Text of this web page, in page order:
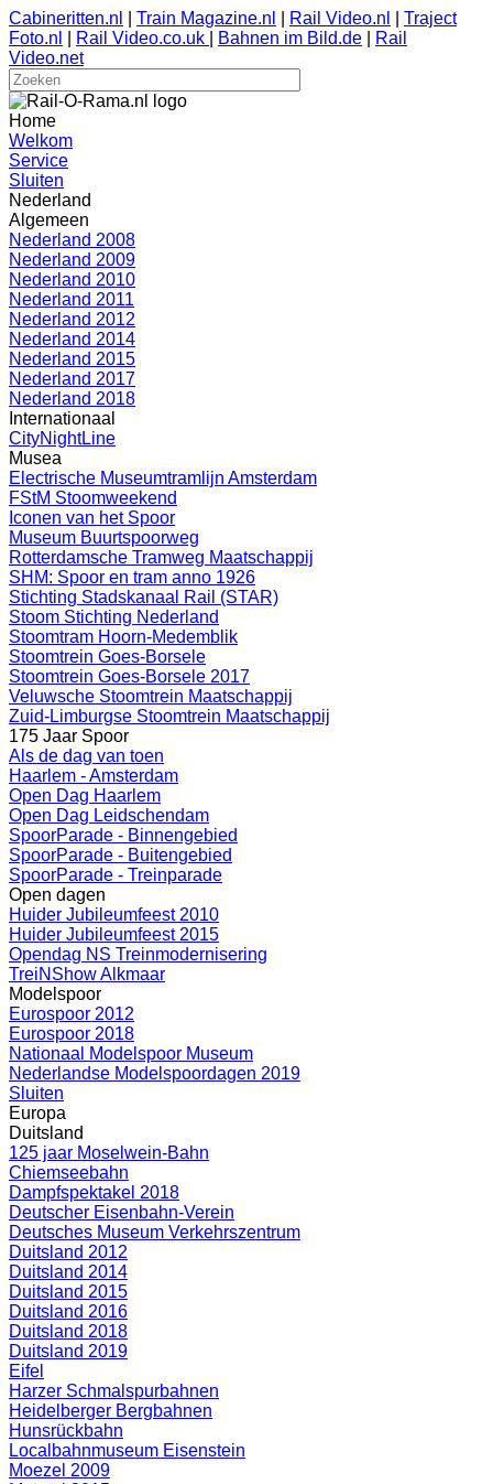
Cabineritten.nl Train Magazine.nl Rail Video.nl
Traject
Foto.nl
Rail Video.co.uk Bahnen im Bild.de
Rail
Video.net
Home
Welkom
Service
Sluiten
Nederland
Algemeen
Nederland 2008
Nederland 2009
Nederland 2010
Nederland 2011
Nederland 2012
Nederland 2014
Nederland 2015
Nederland 2017
Nederland 2018
Internationaal
CityNightLine
Musea
Electrische Museumtramlijn Amsterdam
FStM Stoomweekend
Iconen van het Spoor
Museum Buurtspoorweg
Rotterdamsche Tramweg Maatschappij
SHM: Spoor en tram anno 1926
Stichting Stadskanaal Rail (STAR)
Stoom Stichting Nederland
Stoomtram Hoorn-Medemblik
Stoomtrein Goes-Borsele
Stoomtrein Goes-Borsele 2017
Veluwsche Stoomtrein Maatschappij
Zuid-Limburgse Stoomtrein Maatschappij
175 Jaar Spoor
Als de dag van toen
Haarlem - Amsterdam
Open Dag Haarlem
Open Dag Leidschendam
SpoorParade - Binnengebied
SpoorParade - Buitengebied
SpoorParade - Treinparade
Open dagen
Huider Jubileumfeest 2010
Huider Jubileumfeest 2015
Opendag NS Treinmodernisering
TreiNShow Alkmaar
Modelspoor
Eurospoor 2012
Eurospoor 2018
Nationaal Modelspoor Museum
Nederlandse Modelspoordagen 2019
Sluiten
Europa
Duitsland
125 jaar Moselwein-Bahn
Chiemseebahn
Dampfspektakel 2018
Deutscher Eisenbahn-Verein
Deutsches Museum Verkehrszentrum
Duitsland 2012
Duitsland 2014
Duitsland 2015
Duitsland 2016
Duitsland 2018
Duitsland 2019
Eifel
Harzer Schmalspurbahnen
Heidelberger Bergbahnen
Hunsrückbahn
Localbahnmuseum Eisenstein
Moezel 2009